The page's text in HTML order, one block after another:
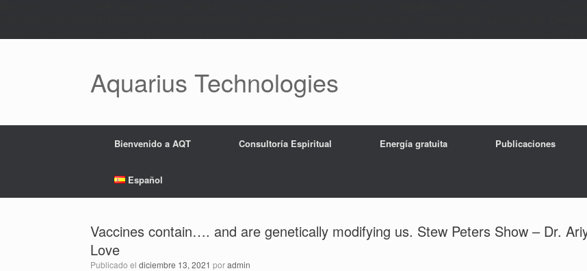
Aquarius Technologies
Bienvenido a AQT Consultoría Espiritual Energía gratuita Publicaciones
Español
Vaccines contain…. and are genetically modifying us. Stew Peters Show – Dr.
Love
Publicado el diciembre 13, 2021 poradmin